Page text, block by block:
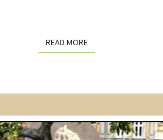
READ MOREREAD MORE